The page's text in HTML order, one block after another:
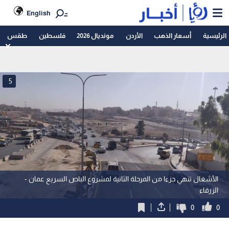
English
الرئيسية أسعار الذهب الأردن مونديال 2026 فلسطين طقس
الأشغال تنهي جزءا من المرحلة الثانية لمشروع الباص السريع عمان -
الزرقاء
5
0
0